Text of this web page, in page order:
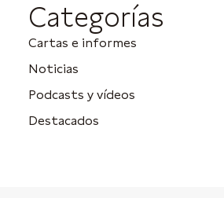
Categorías
Cartas e informes
Noticias
Podcasts y vídeos
Destacados